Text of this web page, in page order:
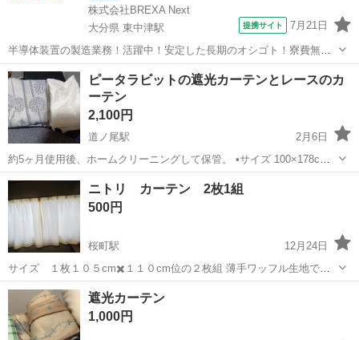
株式会社BREXA Next
大分県 東中津駅
提携サイト 7月21日
半導体装置の製造業務！活躍中！安定した長期のオシゴト！寮費無料
★赴任旅費会社負担◎20代～40代の男性活躍中★未経験活躍中！高時
給1,500円！《大分県中津市》 人気の工場のお仕事 ◇半導体装置内部
のシート製造◇ ＊クリー...
大分 中津市 東中津駅 その他
ピータラビットの遮光カーテンとレースのカ
ーテン
2,100円
道ノ尾駅
2月6日
約5ヶ月使用後、ホームクリーニングして保管。 •サイズ 100×178cm 2
枚 3セットあります。 掲載のお値段は1セットですが3セットまとめ
てお取引できる方優先させて頂きます。
長崎 長崎市 道ノ尾駅 カーテン、ブラインド
ニトリ カーテン 2枚1組
500円
桜町駅
12月24日
サイズ １枚１０５cm✖️１１０cm位の２枚組 薄手ワッフル生地で光
沢のある白に近い綺麗なクリーム色 数カ所小さなほつれあり タッセル
なし 希望あれば手持ちからフックはお付けします。 あらかじめ、受け
渡し日時の希望を...
長崎 長崎市 桜町駅
遮光カーテン
1,000円